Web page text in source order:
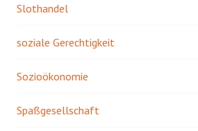
Slothandel
soziale Gerechtigkeit
Sozioökonomie
Spaßgesellschaft